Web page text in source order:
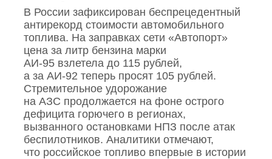
В России зафиксирован беспрецедентный
антирекорд стоимости автомобильного
топлива. На заправках сети «Автопорт»
цена за литр бензина марки
АИ‑95 взлетела до 115 рублей,
а за АИ‑92 теперь просят 105 рублей.
Стремительное удорожание
на АЗС продолжается на фоне острого
дефицита горючего в регионах,
вызванного остановками НПЗ после атак
беспилотников. Аналитики отмечают,
что российское топливо впервые в истории